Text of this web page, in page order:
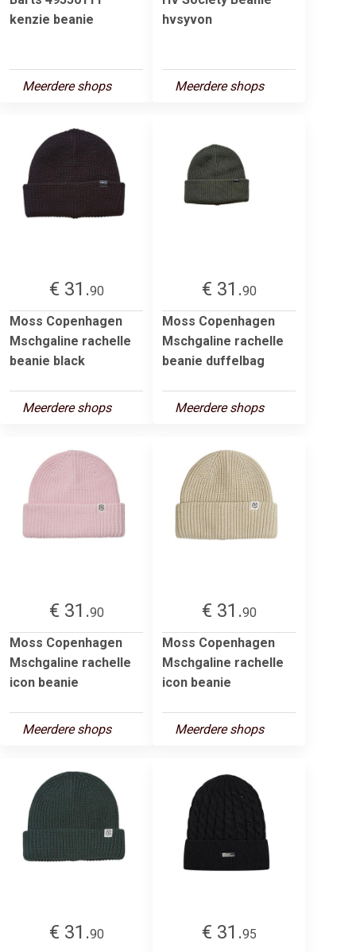
kenzie beanie
Meerdere shops
hvsyvon
Meerdere shops
€ 31.90
Moss Copenhagen
Mschgaline rachelle
beanie black
Meerdere shops
€ 31.90
Moss Copenhagen
Mschgaline rachelle
beanie duffelbag
Meerdere shops
€ 31.90
Moss Copenhagen
Mschgaline rachelle
icon beanie
Meerdere shops
€ 31.90
Moss Copenhagen
Mschgaline rachelle
icon beanie
Meerdere shops
€ 31.90
€ 31.95